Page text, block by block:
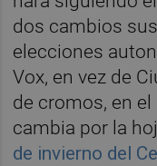
dos cambios
elecciones
Vox, en vez de
de cromos, en
cambia por la
de invierno del